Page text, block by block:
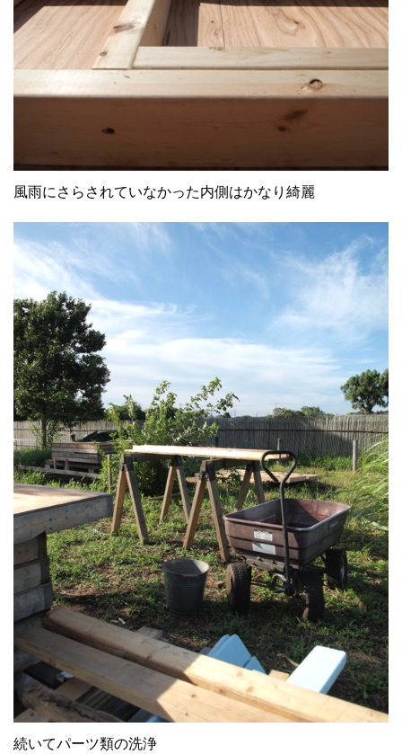
風雨にさらされていなかった内側はかなり綺麗
続いてパーツ類の洗浄